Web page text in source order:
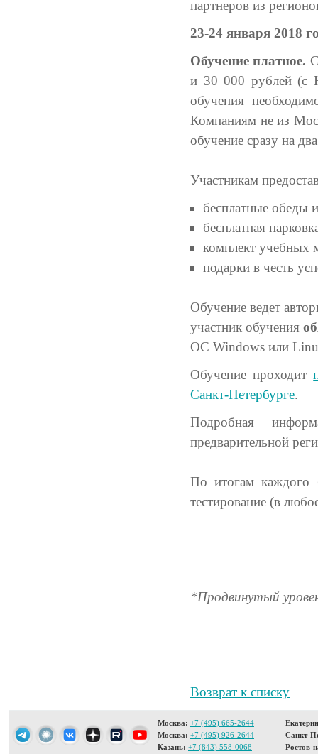
партнеров из
23-24 января 2018
Обучение платное.
и 30 000 рублей (с
обучения
Компаниям не из
обучение сразу на
Участникам
бесплатные обеды
бесплатная
комплект учебных
подарки в честь
Обучение ведет
участник обучения
ОС Windows или
Обучение проходит
Санкт-Петербурге.
Подробная
предварительной
По итогам каждого
тестирование (в
*Продвинутый
Возврат к списку
Москва: +7 (495) 665-2644
Москва: +7 (495) 926-2644
Казань: +7 (843) 558-0068
Санкт-
Ростов-